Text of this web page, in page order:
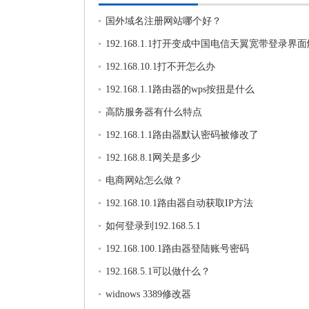
国外域名注册网站哪个好？
192.168.1.1打开变成中国电信天翼宽带登录界
法
192.168.10.1打不开怎么办
192.168.1.1路由器的wps按扭是什么
高防服务器有什么特点
192.168.1.1路由器默认密码被修改了
192.168.8.1网关是多少
电商网站怎么做？
192.168.10.1路由器自动获取IP方法
如何登录到192.168.5.1
192.168.100.1路由器登陆账号密码
192.168.5.1可以做什么？
widnows 3389修改器